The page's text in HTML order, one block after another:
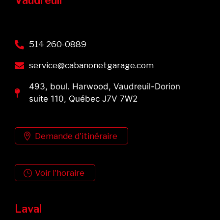
514 260-0889
service@cabanonetgarage.com
493, boul. Harwood, Vaudreuil-Dorion
suite 110, Québec J7V 7W2
Demande d'itinéraire
Voir l'horaire
Laval